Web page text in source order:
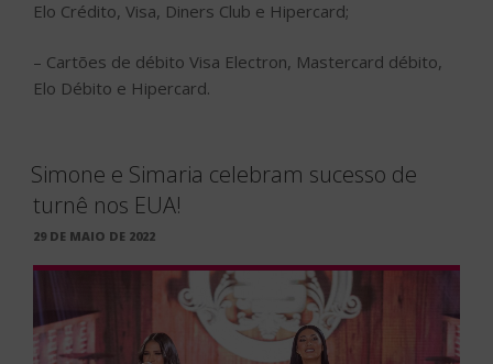
Elo Crédito, Visa, Diners Club e Hipercard;
– Cartões de débito Visa Electron, Mastercard débito,
Elo Débito e Hipercard.
Simone e Simaria celebram sucesso de
turnê nos EUA!
PUBLICADO
29 DE MAIO DE 2022